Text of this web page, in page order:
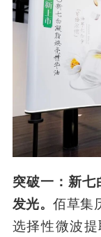
套属于自己的
此次发布会
续新七白方
术上实现了
芝凝萃与水油